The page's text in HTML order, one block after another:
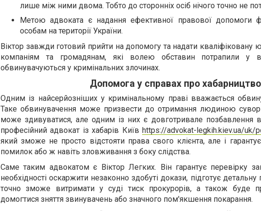
лише між ними двома. Тобто до сторонніх осіб нічого точно не
Метою адвоката є надання ефективної правової допомоги
особам на території України.
Віктор завжди готовий прийти на допомогу та надати кваліфіковану
компаніям та громадянам, які волею обставин потрапили у
обвинувачуються у кримінальних злочинах.
Допомога у справах про хабарництво
Одним із найсерйозніших у кримінальному праві вважається
Таке обвинувачення може призвести до отримання людиною
може здивуватися, але одним із них є довготривале позбавлення
професійний адвокат із хабарів Київ https://advokat-legkih.kiev.ua/uk/
який зможе не просто відстояти права свого клієнта, але і
помилок або ж навіть зловживання з боку слідства.
Саме таким адвокатом є Віктор Легких. Він гарантує перевірку
необхідності оскаржити незаконно здобуті докази, підготує
точно зможе витримати у суді тиск прокурорів, а також буде
домогтися зняття звинувачень або значного пом'якшення покарання.